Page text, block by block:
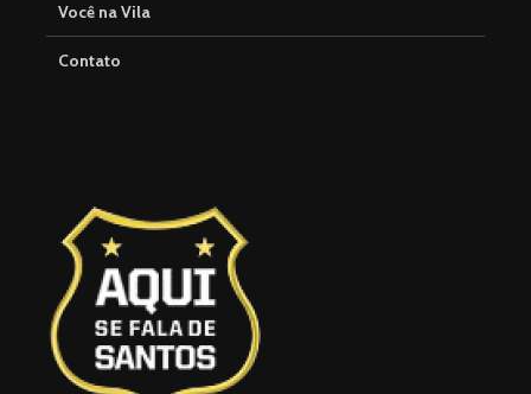
Você na Vila
Contato